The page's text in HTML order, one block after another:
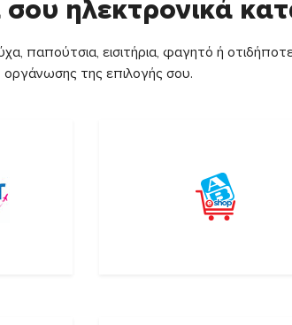
ηλεκτρονικά
παπούτσια, εισιτήρια, φαγητό ή οτιδήποτε
οργάνωσης της επιλογής σου.